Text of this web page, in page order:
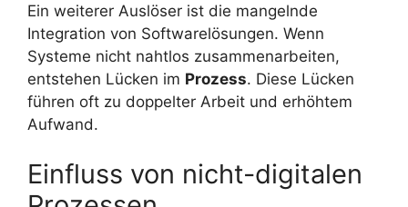
Ein weiterer Auslöser ist die mangelnde
Integration von Softwarelösungen. Wenn
Systeme nicht nahtlos zusammenarbeiten,
entstehen Lücken im Prozess. Diese Lücken
führen oft zu doppelter Arbeit und erhöhtem
Aufwand.
Einfluss von nicht-digitalen